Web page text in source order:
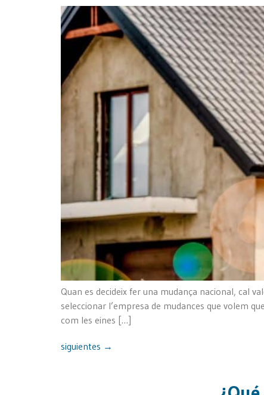
Quan es decideix fer una mudança nacional, cal
seleccionar l’empresa de mudances que volem
com les eines […]
siguientes →